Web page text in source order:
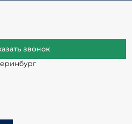
звонок